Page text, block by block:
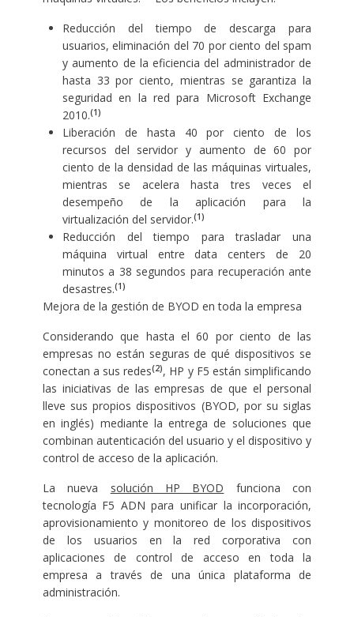
Reducción del tiempo de descarga para
usuarios, eliminación del 70 por ciento del spam
y aumento de la eficiencia del administrador de
hasta 33 por ciento, mientras se garantiza la
seguridad en la red para Microsoft Exchange
2010.(1)
Liberación de hasta 40 por ciento de los
recursos del servidor y aumento de 60 por
ciento de la densidad de las máquinas virtuales,
mientras se acelera hasta tres veces el
desempeño de la aplicación para la
virtualización del servidor.(1)
Reducción del tiempo para trasladar una
máquina virtual entre data centers de 20
minutos a 38 segundos para recuperación ante
desastres.(1)
Mejora de la gestión de BYOD en toda la empresa
Considerando que hasta el 60 por ciento de las
empresas no están seguras de qué dispositivos se
conectan a sus redes(2), HP y F5 están simplificando
las iniciativas de las empresas de que el personal
lleve sus propios dispositivos (BYOD, por su siglas
en inglés) mediante la entrega de soluciones que
combinan autenticación del usuario y el dispositivo y
control de acceso de la aplicación.
La nueva solución HP BYOD funciona con
tecnología F5 ADN para unificar la incorporación,
aprovisionamiento y monitoreo de los dispositivos
de los usuarios en la red corporativa con
aplicaciones de control de acceso en toda la
empresa a través de una única plataforma de
administración.